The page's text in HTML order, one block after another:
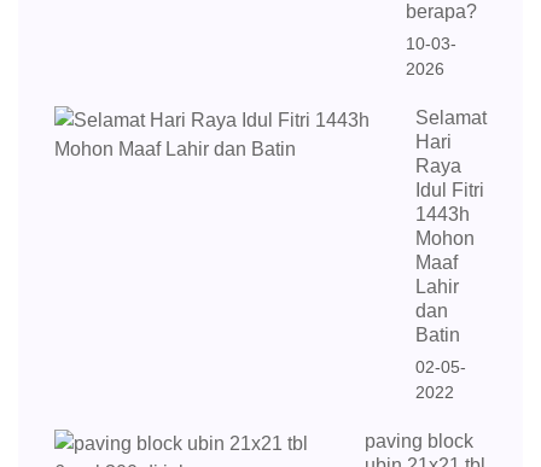
berapa?
10-03-
2026
Selamat
Hari
Raya
Idul Fitri
1443h
Mohon
Maaf
Lahir
dan
Batin
02-05-
2022
paving block